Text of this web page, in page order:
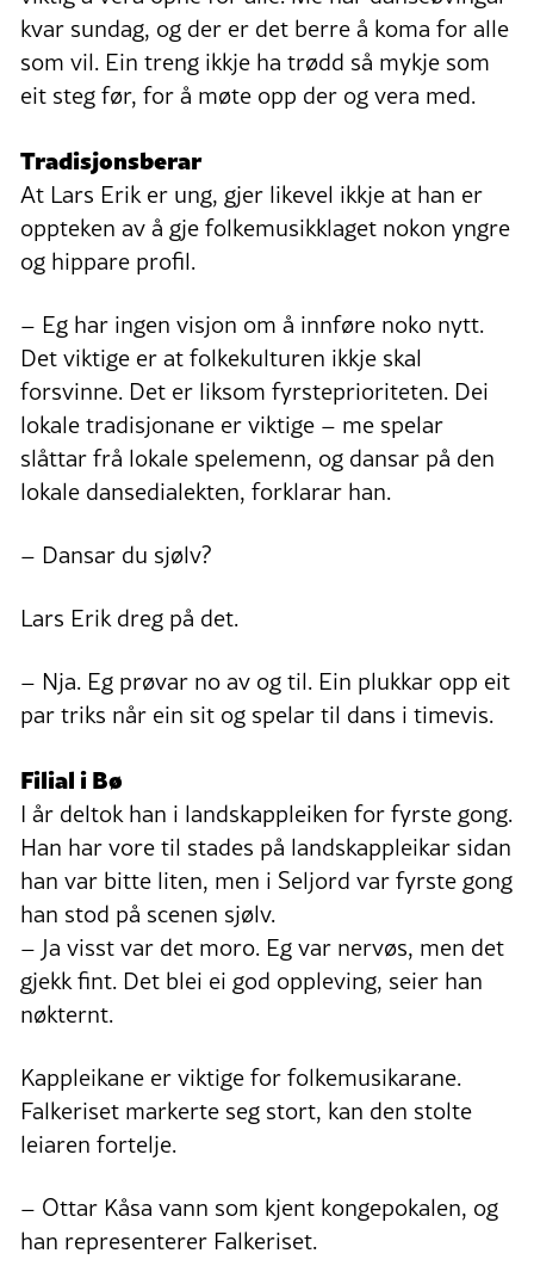
kvar sundag, og der er det berre å koma for alle
som vil. Ein treng ikkje ha trødd så mykje som
eit steg før, for å møte opp der og vera med.
Tradisjonsberar
At Lars Erik er ung, gjer likevel ikkje at han er
oppteken av å gje folkemusikklaget nokon yngre
og hippare profil.
– Eg har ingen visjon om å innføre noko nytt.
Det viktige er at folkekulturen ikkje skal
forsvinne. Det er liksom fyrsteprioriteten. Dei
lokale tradisjonane er viktige – me spelar
slåttar frå lokale spelemenn, og dansar på den
lokale dansedialekten, forklarar han.
– Dansar du sjølv?
Lars Erik dreg på det.
– Nja. Eg prøvar no av og til. Ein plukkar opp eit
par triks når ein sit og spelar til dans i timevis.
Filial i Bø
I år deltok han i landskappleiken for fyrste gong.
Han har vore til stades på landskappleikar sidan
han var bitte liten, men i Seljord var fyrste gong
han stod på scenen sjølv.
– Ja visst var det moro. Eg var nervøs, men det
gjekk fint. Det blei ei god oppleving, seier han
nøkternt.
Kappleikane er viktige for folkemusikarane.
Falkeriset markerte seg stort, kan den stolte
leiaren fortelje.
– Ottar Kåsa vann som kjent kongepokalen, og
han representerer Falkeriset.